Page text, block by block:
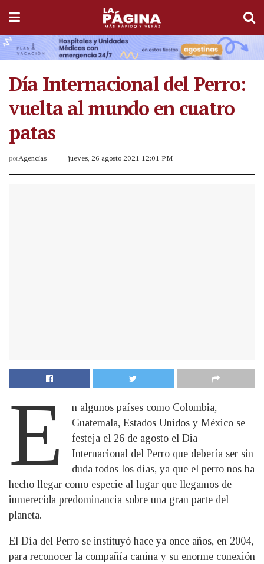
Día Internacional del Perro:
vuelta al mundo en cuatro
patas
porAgencias jueves, 26 agosto 2021 12:01 PM
E
n algunos países como Colombia,
Guatemala, Estados Unidos y México se
festeja el 26 de agosto el Dia
Internacional del Perro que debería ser sin
duda todos los días, ya que el perro nos ha
hecho llegar como especie al lugar que llegamos de
inmerecida predominancia sobre una gran parte del
planeta.
El Día del Perro se instituyó hace ya once años, en 2004,
para reconocer la compañía canina y su enorme conexión